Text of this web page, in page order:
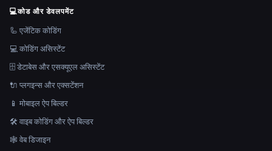
💻कोड और डेवलपमेंट
🦾 एजेंटिक कोडिंग
💻 कोडिंग असिस्टेंट
🗄️ डेटाबेस और एसक्यूएल असिस्टेंट
🔌 प्लगइन्स और एक्सटेंशन
📱 मोबाइल ऐप बिल्डर
🛠️ वाइब कोडिंग और ऐप बिल्डर
🕸 वेब डिजाइन